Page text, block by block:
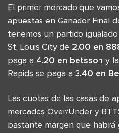
El primer mercado que
apuestas en Ganador Final
tenemos un partido
St. Louis City de 2.00 en
paga a 4.20 en betsson y
Rapids se paga a 3.40 en
Las cuotas de las casas de
mercados Over/Under y
bastante margen que